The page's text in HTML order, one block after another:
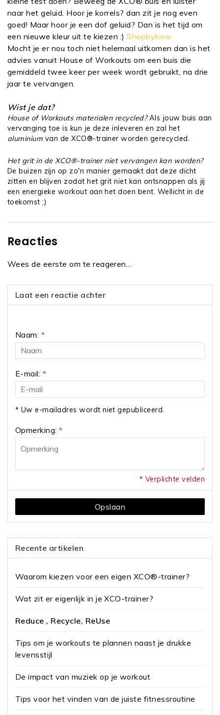
naar het geluid. Hoor je korrels? dan zit je nog even
goed! Maar hoor je een dof geluid? Dan is het tijd om
een nieuwe kleur uit te kiezen :)Shopbyhow
Mocht je er nou toch niet helemaal uitkomen dan is het
advies vanuit House of Workouts om een buis die
gemiddeld twee keer per week wordt gebruikt, na drie
jaar te vervangen.
Wist je dat?
House of Workouts materialen recycled?Als jouw buis aan
vervanging toe is kun je deze inleveren en zal het
aluminium van de XCO®-trainer worden gerecycled.
Het grit in de XCO®-trainer niet vervangen kan worden?
De buizen zijn op zo'n manier gemaakt dat deze dicht
zitten en blijven zodat het grit niet kan ontsnappen als jij
een energieke workout aan het doen bent. Wellicht in de
toekomst ;)
Reacties
Wees de eerste om te reageren...
Laat een reactie achter
Naam: *
E-mail: *
* Uw e-mailadres wordt niet gepubliceerd.
Opmerking:*
* Verplichte velden
Opslaan
Recente artikelen
Waarom kiezen voor een eigen XCO®-trainer?
Wat zit er eigenlijk in je XCO-trainer?
Reduce , Recycle, ReUse
Tips om je workouts te plannen naast je drukke
levensstijl
De impact van muziek op je workout
Tips voor het vinden van de juiste fitnessroutine